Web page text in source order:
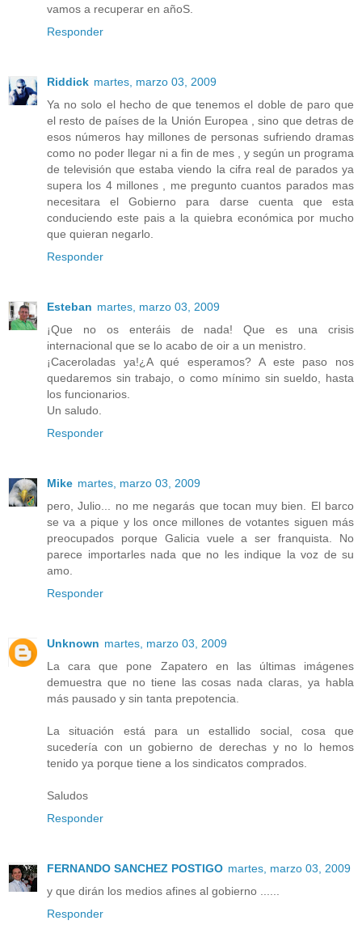
vamos a recuperar en añoS.
Responder
Riddick martes, marzo 03, 2009
Ya no solo el hecho de que tenemos el doble de paro que
el resto de países de la Unión Europea , sino que detras de
esos números hay millones de personas sufriendo dramas
como no poder llegar ni a fin de mes , y según un programa
de televisión que estaba viendo la cifra real de parados ya
supera los 4 millones , me pregunto cuantos parados mas
necesitara el Gobierno para darse cuenta que esta
conduciendo este pais a la quiebra económica por mucho
que quieran negarlo.
Responder
Esteban martes, marzo 03, 2009
¡Que no os enteráis de nada! Que es una crisis
internacional que se lo acabo de oir a un menistro.
¡Caceroladas ya!¿A qué esperamos? A este paso nos
quedaremos sin trabajo, o como mínimo sin sueldo, hasta
los funcionarios.
Un saludo.
Responder
Mike martes, marzo 03, 2009
pero, Julio... no me negarás que tocan muy bien. El barco
se va a pique y los once millones de votantes siguen más
preocupados porque Galicia vuele a ser franquista. No
parece importarles nada que no les indique la voz de su
amo.
Responder
Unknown martes, marzo 03, 2009
La cara que pone Zapatero en las últimas imágenes
demuestra que no tiene las cosas nada claras, ya habla
más pausado y sin tanta prepotencia.
La situación está para un estallido social, cosa que
sucedería con un gobierno de derechas y no lo hemos
tenido ya porque tiene a los sindicatos comprados.
Saludos
Responder
FERNANDO SANCHEZ POSTIGO martes, marzo 03, 2009
y que dirán los medios afines al gobierno ......
Responder